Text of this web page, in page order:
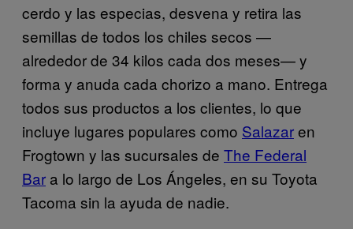
cerdo y las especias, desvena y retira las
semillas de todos los chiles secos —
alrededor de 34 kilos cada dos meses— y
forma y anuda cada chorizo a mano. Entrega
todos sus productos a los clientes, lo que
incluye lugares populares como Salazaren
Frogtown y las sucursales de The Federal
Bar a lo largo de Los Ángeles, en su Toyota
Tacoma sin la ayuda de nadie.